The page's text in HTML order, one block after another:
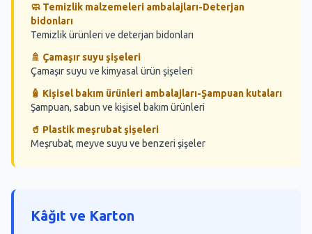
Atık Konteyner 39
Atık Konteyner 40
🧼 Temizlik malzemeleri ambalajları-Deterjan
bidonları
Temizlik ürünleri ve deterjan bidonları
🚿 Çamaşır suyu şişeleri
Çamaşır suyu ve kimyasal ürün şişeleri
🧴 Kişisel bakım ürünleri ambalajları-Şampuan kutaları
Şampuan, sabun ve kişisel bakım ürünleri
🥤 Plastik meşrubat şişeleri
Meşrubat, meyve suyu ve benzeri şişeler
Kâğıt ve Karton